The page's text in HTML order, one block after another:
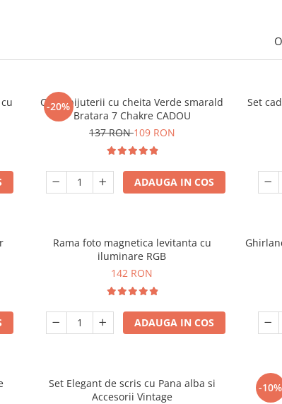
-20%
Cutie bijuterii cu cheita Verde smarald
Bratara 7 Chakre CADOU
137 RON109 RON
ADAUGA IN COS
Set
Rama foto magnetica levitanta cu
iluminare RGB
142 RON
ADAUGA IN COS
Set Elegant de scris cu Pana alba si
Accesorii Vintage
-10%
Set